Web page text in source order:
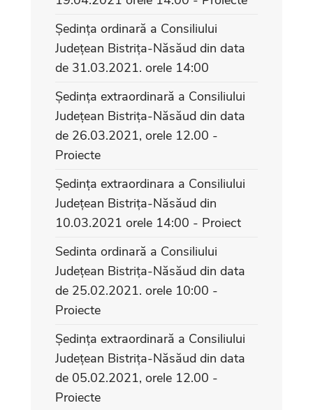
Ședința ordinară a Consiliului
Județean Bistrița-Năsăud din data
de 31.03.2021. orele 14:00
Ședința extraordinară a Consiliului
Județean Bistrița-Năsăud din data
de 26.03.2021, orele 12.00 -
Proiecte
Ședința extraordinara a Consiliului
Județean Bistrița-Năsăud din
10.03.2021 orele 14:00 - Proiect
Sedinta ordinară a Consiliului
Județean Bistrița-Năsăud din data
de 25.02.2021. orele 10:00 -
Proiecte
Ședința extraordinară a Consiliului
Județean Bistrița-Năsăud din data
de 05.02.2021, orele 12.00 -
Proiecte